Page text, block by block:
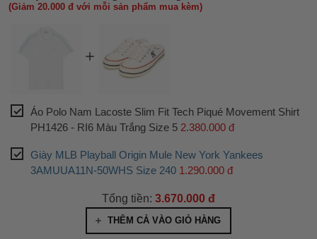
(Giảm 20.000 đ với mỗi sản phẩm mua kèm)
Áo Polo Nam Lacoste Slim Fit Tech Piqué Movement Shirt
PH1426 - RI6 Màu Trắng Size 5 2.380.000 đ
Giày MLB Playball Origin Mule New York Yankees
3AMUUA11N-50WHS Size 240 1.290.000 đ
Tổng tiền: 3.670.000 đ
THÊM CẢ VÀO GIỎ HÀNG